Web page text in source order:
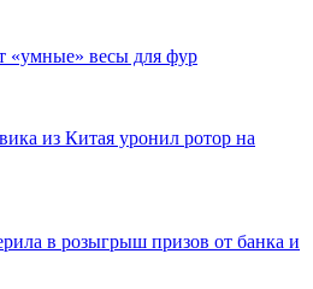
«умные» весы для фур
из Китая уронил ротор на
в розыгрыш призов от банка и